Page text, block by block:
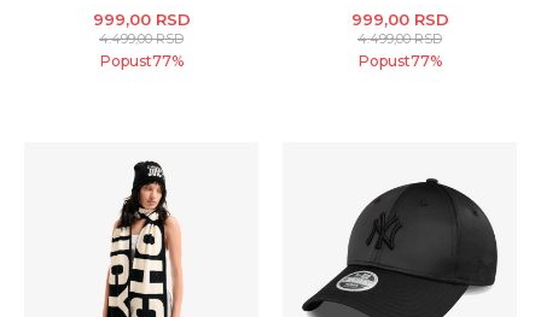
999,00 RSD
4.499,00RSD
Popust77%
999,00 RSD
4.499,00RSD
Popust77%